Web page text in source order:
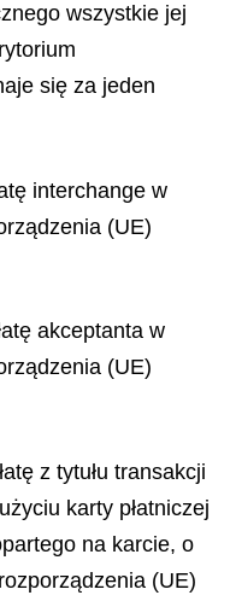
wszystkie jej
się za jeden
interchange w
(UE)
akceptanta w
(UE)
z tytułu transakcji
karty płatniczej
na karcie, o
(UE)